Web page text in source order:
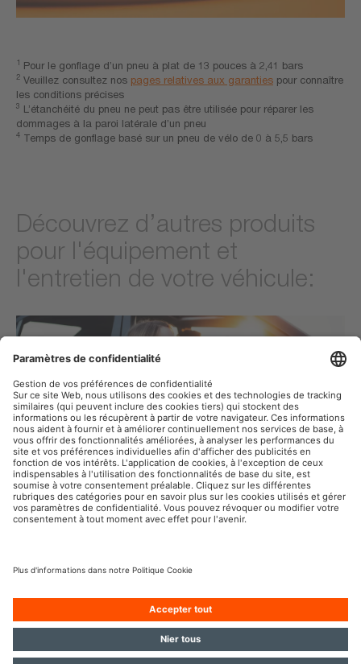
1 Pour le gonflage d’un pneu à plat de 13 pouces à 2,41 bars
2 Veuillez consultez nos pages relatives aux garanties pour connaître
les conditions précises
3 L’étanchéité du pneu ne peut pas être utilisée pour réparer les
dommages à la paroi latérale d’un pneu
4 Temps de gonflage basé sur un pneu de vélo de 0 à 5,5 bars
Découvrez d’autres produits
pour l'équipement et
l'entretien de votre véhicule:
Soyez prêt pour la route
OSRAM automobile sur le web social
© 2026, OSRAM GmbH. Tous droits réservés.